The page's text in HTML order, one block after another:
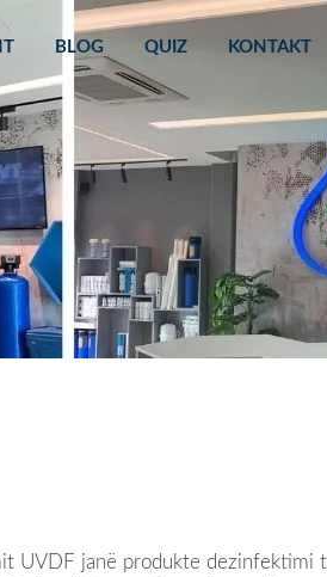
BLOG QUIZ KONTAKT
UVDF janë produkte dezinfektimi